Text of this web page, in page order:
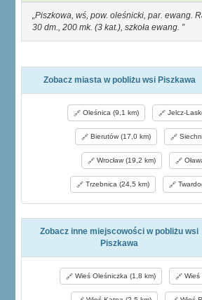
Piszkowa, wś, pow. oleśnicki, par. ewang.
30 dm., 200 mk. (3 kat.), szkoła ewang.
Zobacz miasta w pobliżu wsi Piszkawa
Oleśnica (9,1 km) Jelcz-
Bierutów (17,0 km)
Wrocław (19,2 km)
Trzebnica (24,5 km)
Zobacz inne miejscowości w pobliżu wsi
Piszkawa
Wieś Oleśniczka (1,8 km) Wieś